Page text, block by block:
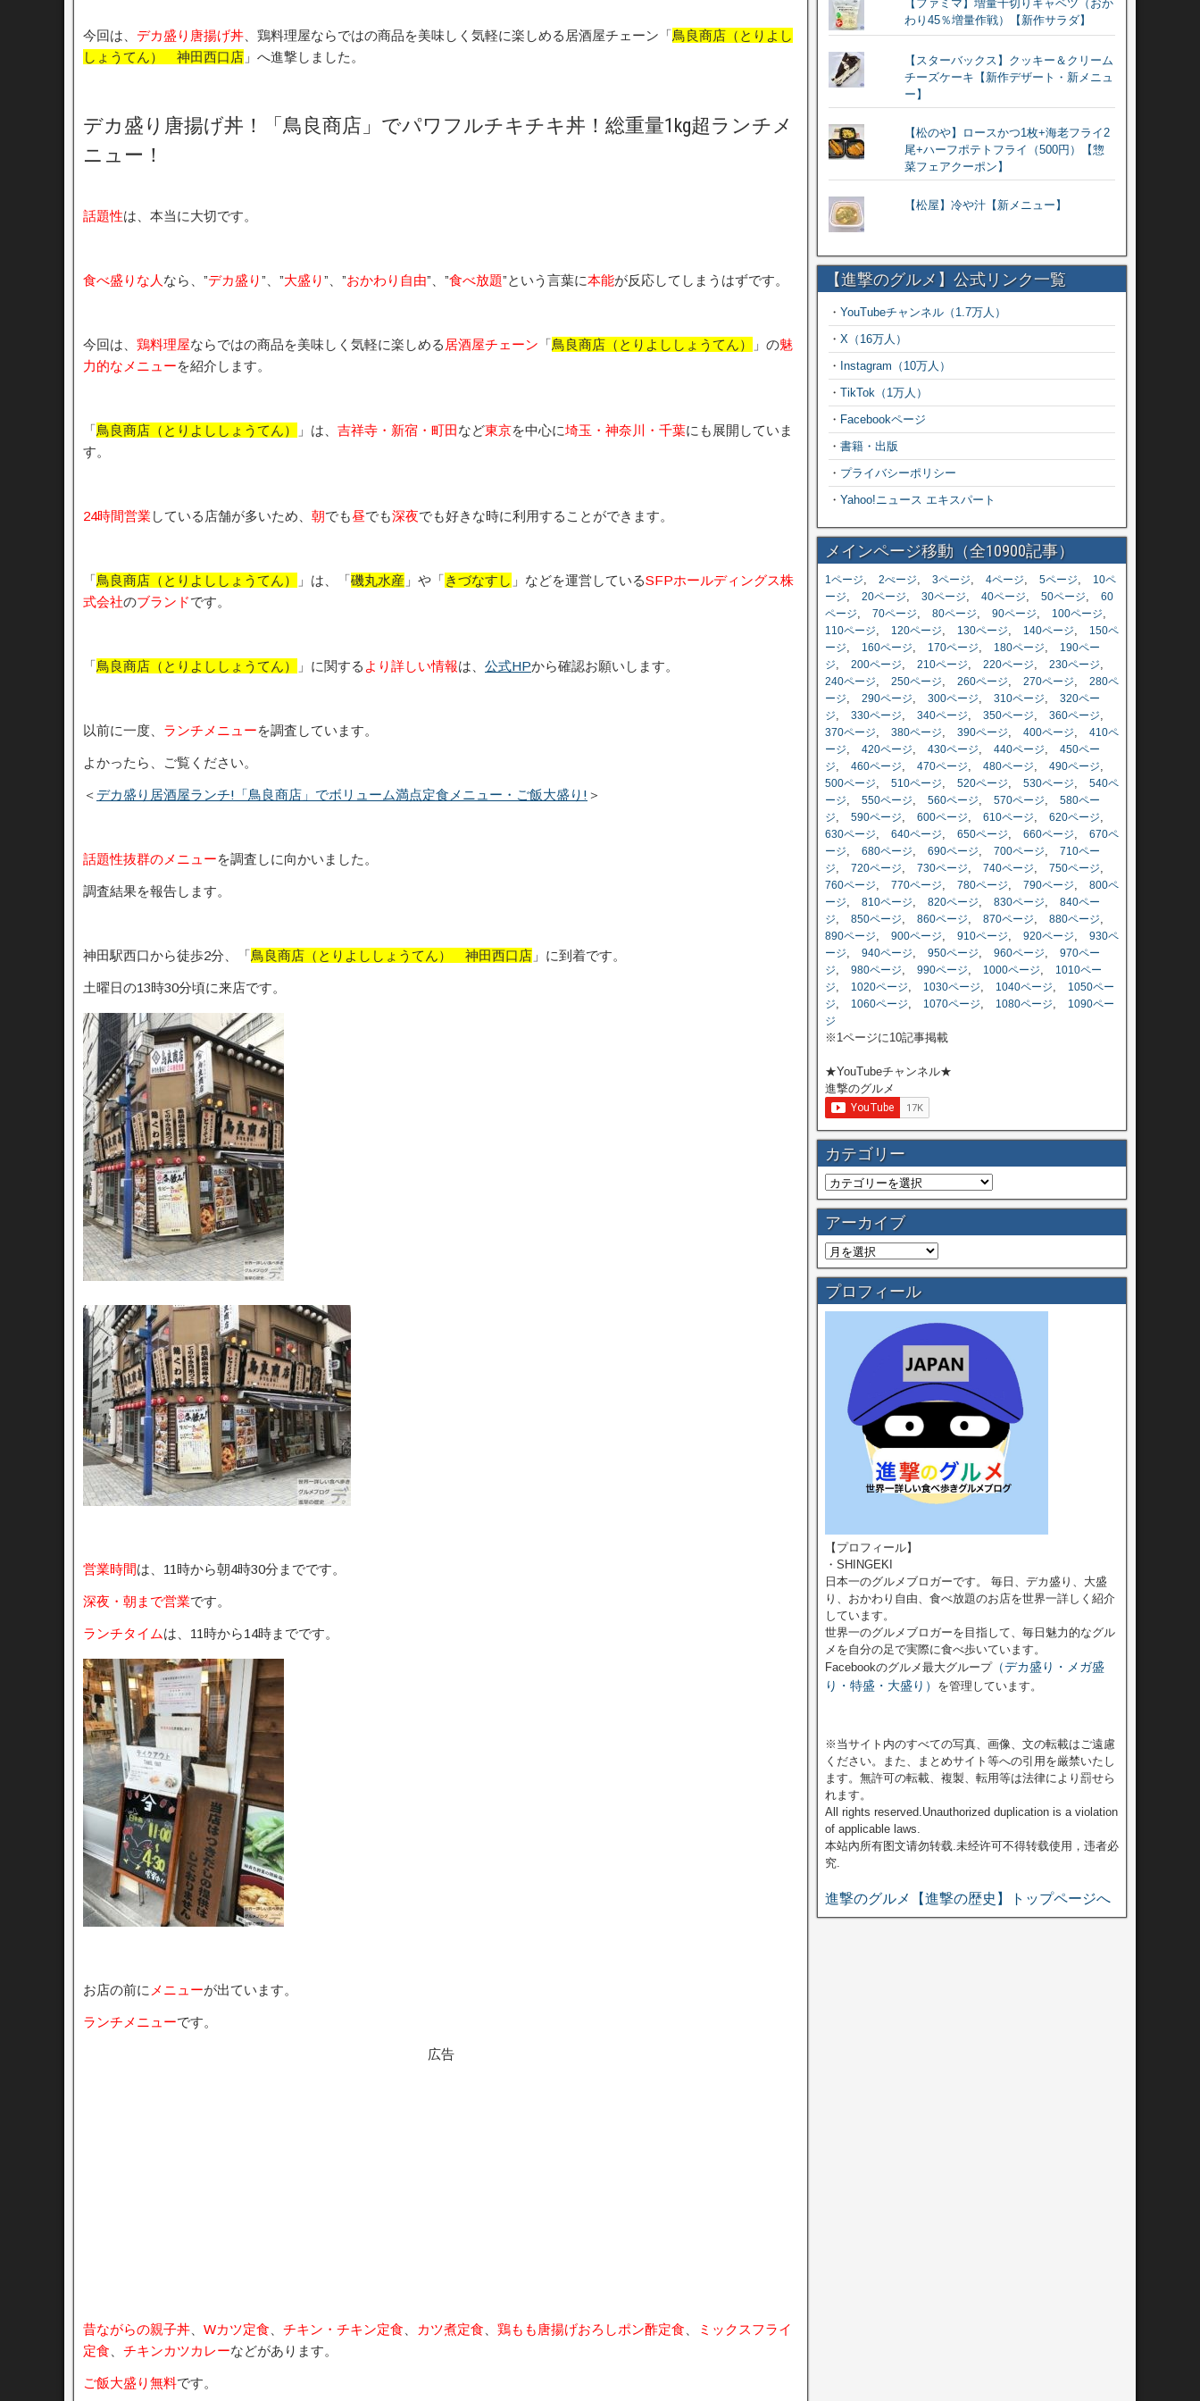
今回は、 デカ盛り唐揚げ丼 、鶏料理屋ならではの商品を美味しく気軽に楽しめる居酒屋チェーン「鳥良商店（とりよし
しょうてん） 神田西口店 」へ進撃しました。
デカ盛り唐揚げ丼！「鳥良商店」でパワフルチキチキ丼！総重量1kg超ランチメ
ニュー！
話題性は、本当に大切です。
食べ盛りな人 なら、”デカ盛り”、”大盛り”、”おかわり自由”、”食べ放題”という言葉に本能が反応してしまうはずです。
今回は、 鶏料理屋ならではの商品を美味しく気軽に楽しめる 居酒屋チェーン 「鳥良商店（とりよししょうてん） 」の魅
力的なメニューを紹介します。
「鳥良商店（とりよししょうてん） 」は、 吉祥寺・新宿・町田など東京を中心に埼玉・神奈川・千葉にも展開していま
す。
24時間営業 している店舗が多いため、 朝でも昼でも深夜でも好きな時に利用することができます。
「鳥良商店（とりよししょうてん） 」は、「磯丸水産 」や「きづなすし 」などを運営しているSFPホールディングス株
式会社のブランドです。
「鳥良商店（とりよししょうてん） 」に関する より詳しい情報は、 公式HPから確認お願いします。
以前に一度、 ランチメニューを調査しています。
よかったら、ご覧ください。
＜ デカ盛り居酒屋ランチ!「鳥良商店」でボリューム満点定食メニュー・ご飯大盛り! ＞
話題性抜群のメニューを調査しに向かいました。
調査結果を報告します。
神田駅西口から徒歩2分、「鳥良商店（とりよししょうてん） 神田西口店 」に到着です。
土曜日の13時30分頃に来店です。
営業時間は、11時から朝4時30分までです。
深夜・朝まで営業です。
ランチタイムは、11時から14時までです。
お店の前に メニューが出ています。
ランチメニューです。
広告
昔ながらの親子丼 Wカツ定食 チキン・チキン定食 カツ煮定食 鶏もも唐揚げおろしポン酢定食
ミックスフライ
定食
チキンカツカレーなどがあります。
ご飯大盛り無料です。
【ファミマ】増量千切りキャベツ（おか
わり45％増量作戦）【新作サラダ】
【スターバックス】クッキー＆クリーム
チーズケーキ【新作デザート・新メニュ
ー】
【松のや】ロースかつ1枚+海老フライ2
尾+ハーフポテトフライ（500円）【惣
菜フェアクーポン】
【松屋】冷や汁【新メニュー】
【進撃のグルメ】公式リンク一覧
・ YouTubeチャンネル（1.7万人）
・ X（16万人）
・ Instagram（10万人）
・ TikTok（1万人）
・ Facebookページ
・ 書籍・出版
・ プライバシーポリシー
・ Yahoo!ニュース エキスパート
メインページ移動（全10900記事）
1ページ, 2ぺージ, 3ページ, 4ページ, 5ページ,
10ペ
ージ, 20ページ, 30ページ, 40ページ, 50ページ, 60
ページ, 70ページ, 80ページ, 90ページ, 100ページ,
110ページ, 120ページ, 130ページ, 140ページ,
150ペ
ージ, 160ページ, 170ページ, 180ページ,
190ペー
ジ, 200ページ, 210ページ, 220ページ, 230ページ,
240ページ, 250ページ, 260ページ, 270ページ, 280ペ
ージ, 290ページ, 300ページ, 310ページ, 320ペー
ジ, 330ページ, 340ページ, 350ページ, 360ページ,
370ページ, 380ページ, 390ページ, 400ページ, 410ペ
ージ, 420ページ, 430ページ, 440ページ, 450ペー
ジ, 460ページ, 470ページ, 480ページ, 490ページ,
500ページ, 510ページ, 520ページ, 530ページ, 540ペ
ージ, 550ページ, 560ページ, 570ページ, 580ペー
ジ, 590ページ, 600ページ, 610ページ, 620ページ,
630ページ, 640ページ, 650ページ, 660ページ, 670ペ
ージ, 680ページ, 690ページ, 700ページ, 710ペー
ジ, 720ページ, 730ページ, 740ページ, 750ページ,
760ページ, 770ページ, 780ページ, 790ページ, 800ペ
ージ, 810ページ, 820ページ, 830ページ, 840ペー
ジ, 850ページ, 860ページ, 870ページ, 880ページ,
890ページ, 900ページ, 910ページ, 920ページ, 930ペ
ージ, 940ページ, 950ページ, 960ページ, 970ペー
ジ, 980ページ, 990ページ, 1000ページ,
1010ペー
ジ, 1020ページ, 1030ページ, 1040ページ,
1050ペー
ジ, 1060ページ, 1070ページ, 1080ページ,
1090ペー
ジ
※1ページに10記事掲載
★YouTubeチャンネル★
進撃のグルメ
カテゴリー
アーカイブ
プロフィール
【プロフィール】
・SHINGEKI
日本一のグルメブロガーです。 毎日、デカ盛り、大盛
り、おかわり自由、食べ放題のお店を世界一詳しく紹介
しています。
世界一のグルメブロガーを目指して、毎日魅力的なグル
メを自分の足で実際に食べ歩いています。
Facebookのグルメ最大グループ（デカ盛り・メガ盛
り・特盛・大盛り） を管理しています。
※当サイト内のすべての写真、画像、文の転載はご遠慮
ください。また、まとめサイト等への引用を厳禁いたし
ます。無許可の転載、複製、転用等は法律により罰せら
れます。
All rights reserved.Unauthorized duplication is a violation
of applicable laws.
本站內所有图文请勿转载.未经许可不得转载使用，违者必
究.
進撃のグルメ【進撃の歴史】トップページへ